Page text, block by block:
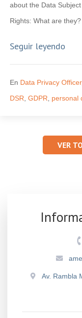
about the Data
Rights: What are
Seguir leyendo
En Data Privacy Officer,
DSR GDPR personal
VER
Av. Rambla